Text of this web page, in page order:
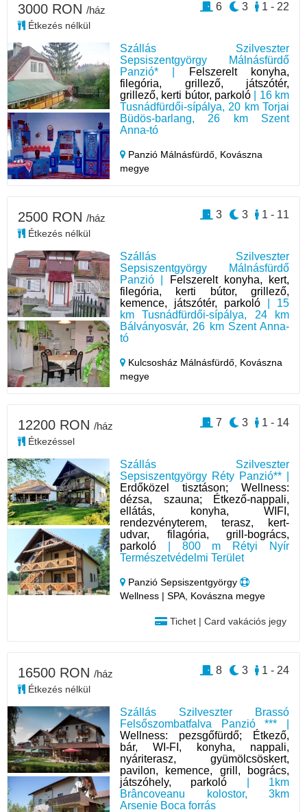
Szállás Szilveszter
Sepsiszentgyörgy Málnásfürdő
Panzió* |
Felszerelt konyha,
filegória, grillező, játszótér,
grillező, kerti bútor, parkoló | 16 km
Tusnádfürdői-sípálya, 20 km Torjai
Büdös-barlang, 26 km Szent
Anna-tó
Panzió Málnásfürdő, Kovászna
megye
3000 RON /ház
Étkezés nélkül
1 - 22
3
6
Szállás Szilveszter
Sepsiszentgyörgy Málnásfürdő
Panzió |
Felszerelt konyha, kert,
filegória, kerti bútor, grillező,
kemence, játszótér, parkoló | 15
km Tusnádfürdői-sípálya, 24 km
Bálványosvár, 26 km Szent Anna-
tó
Kulcsosház Málnásfürdő, Kovászna
megye
2500 RON /ház
Étkezés nélkül
1 - 11
3
3
Szállás Szilveszter
Sepsiszentgyörgy Réty Panzió** |
Erdőközel tisztáson; Wellness:
dézsa, szauna; Étkező-nappali,
ellátás, konyha, WIFI,
rendezvényterem, terasz, kert-
udvar, filagória, grill-bogrács,
parkoló | 800 m Rétyi Nyír
Természetvédelmi Terület
Panzió Sepsiszentgyörgy
Wellness | SPA, Kovászna megye
Tichet | Card vakációs jegy
12200 RON /ház
Étkezéssel
1 - 14
3
7
Szállás Szilveszter Brassó
Felsőszombatfalva Panzió *** |
Wellness: pezsgőfürdő; Étkező,
bár, WI-FI, konyha, nappali,
nyáriterasz, gyümölcsöskert,
pavilon, kemence, grill, bogrács,
játszóhely, parkoló | 1km
Brâncoveanu kolostor, 3km
Arsenie Boca forrás
16500 RON /ház
Étkezés nélkül
1 - 24
3
8